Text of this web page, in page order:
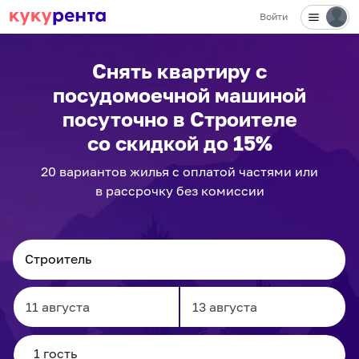
Войти
Снять квартиру с
посудомоечной машиной
посуточно в Строителе
со скидкой до 15%
20 вариантов жилья с оплатой частями или
в рассрочку без комиссии
Navigate
forward
Navigate